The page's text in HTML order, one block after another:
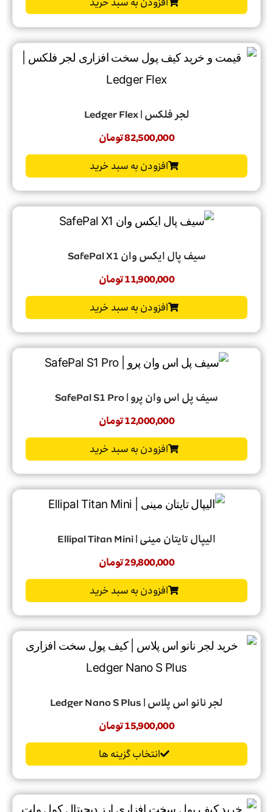
افزودن به سبد خرید
لجر فلکس | Ledger Flex
82,500,000تومان
افزودن به سبد خرید
سیف پال ایکس وان SafePal X1
11,900,000تومان
افزودن به سبد خرید
سیف پل اس وان پرو | SafePal S1 Pro
12,000,000تومان
افزودن به سبد خرید
الیپال تایتان مینی | Ellipal Titan Mini
29,800,000تومان
افزودن به سبد خرید
لجر نانو اس پلاس | Ledger Nano S Plus
15,900,000تومان
انتخاب گزینه ها